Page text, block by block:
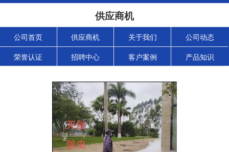
供应商机
公司首页 供应商机 关于我们 公司动态
荣誉认证 招聘中心 客户案例 产品知识